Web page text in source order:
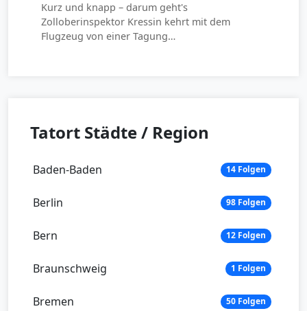
Kurz und knapp – darum geht's
Zolloberinspektor Kressin kehrt mit dem
Flugzeug von einer Tagung…
Tatort Städte / Region
Baden-Baden 14 Folgen
Berlin 98 Folgen
Bern 12 Folgen
Braunschweig 1 Folgen
Bremen 50 Folgen